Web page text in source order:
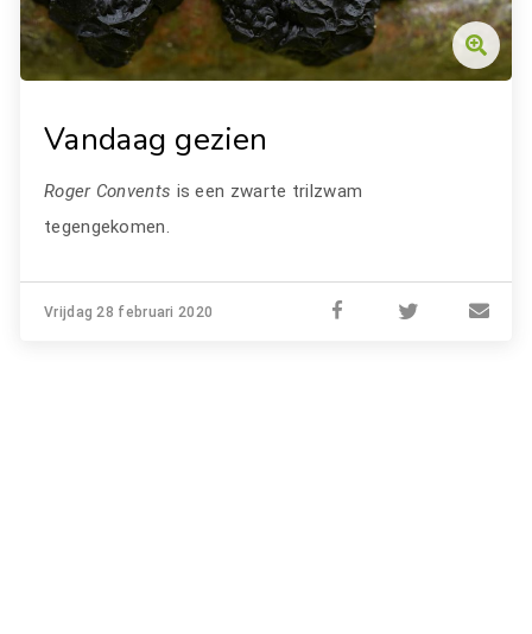
Vandaag gezien
Roger Convents is een zwarte trilzwam
tegengekomen.
Vrijdag 28 februari 2020